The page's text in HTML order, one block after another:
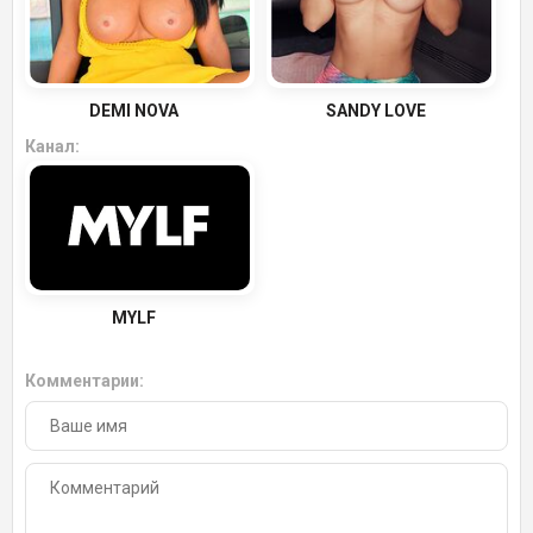
DEMI NOVA
SANDY LOVE
Канал:
MYLF
Комментарии: